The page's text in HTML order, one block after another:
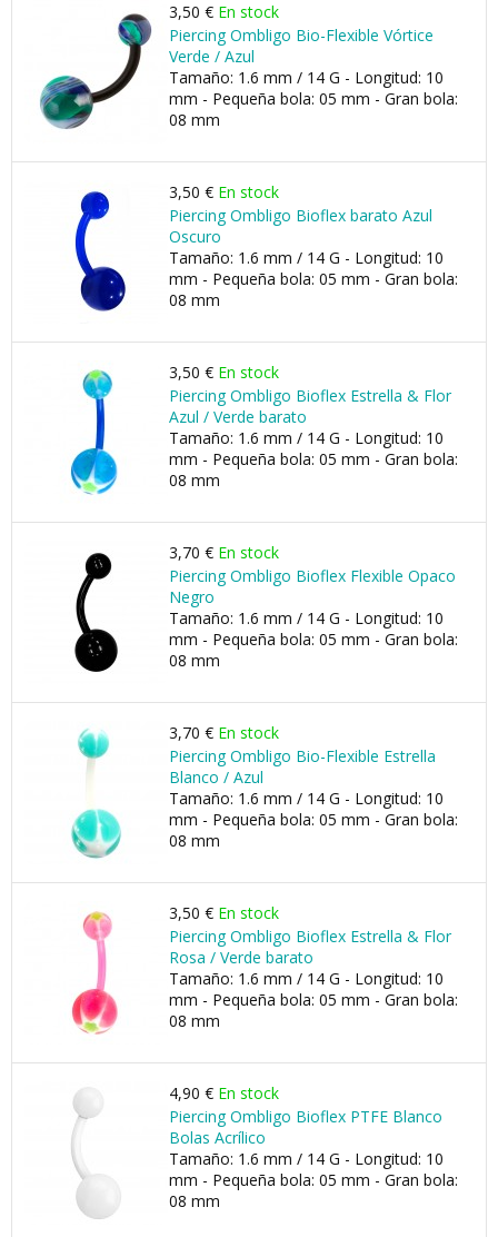
3,50 € En stock
Piercing Ombligo Bio-Flexible Vórtice
Verde / Azul
Tamaño: 1.6 mm / 14 G - Longitud: 10
mm - Pequeña bola: 05 mm - Gran bola:
08 mm
3,50 € En stock
Piercing Ombligo Bioflex barato Azul
Oscuro
Tamaño: 1.6 mm / 14 G - Longitud: 10
mm - Pequeña bola: 05 mm - Gran bola:
08 mm
3,50 € En stock
Piercing Ombligo Bioflex Estrella & Flor
Azul / Verde barato
Tamaño: 1.6 mm / 14 G - Longitud: 10
mm - Pequeña bola: 05 mm - Gran bola:
08 mm
3,70 € En stock
Piercing Ombligo Bioflex Flexible Opaco
Negro
Tamaño: 1.6 mm / 14 G - Longitud: 10
mm - Pequeña bola: 05 mm - Gran bola:
08 mm
3,70 € En stock
Piercing Ombligo Bio-Flexible Estrella
Blanco / Azul
Tamaño: 1.6 mm / 14 G - Longitud: 10
mm - Pequeña bola: 05 mm - Gran bola:
08 mm
3,50 € En stock
Piercing Ombligo Bioflex Estrella & Flor
Rosa / Verde barato
Tamaño: 1.6 mm / 14 G - Longitud: 10
mm - Pequeña bola: 05 mm - Gran bola:
08 mm
4,90 € En stock
Piercing Ombligo Bioflex PTFE Blanco
Bolas Acrílico
Tamaño: 1.6 mm / 14 G - Longitud: 10
mm - Pequeña bola: 05 mm - Gran bola:
08 mm